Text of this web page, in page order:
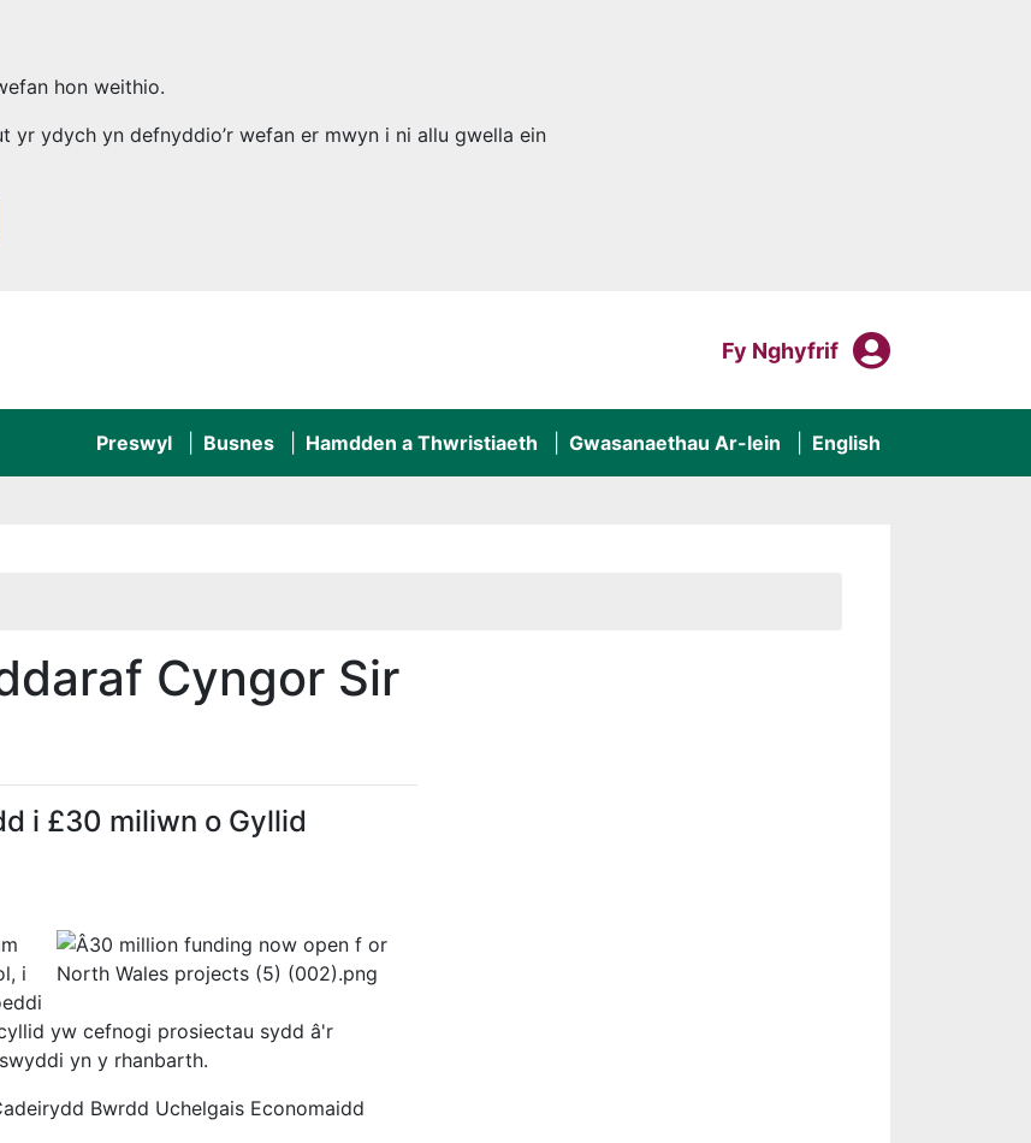
hon weithio.
ydych yn defnyddio’r wefan er mwyn i ni allu gwella ein
Mewngofnodi I
Fy Nghyfrif Fy
Preswyl Busnes Hamdden a Thwristiaeth Gwasanaethau Ar-lein English
Cyngor Sir
i £30 miliwn o Gyllid
i
yw cefnogi prosiectau sydd â'r
yn y rhanbarth.
Bwrdd Uchelgais Economaidd